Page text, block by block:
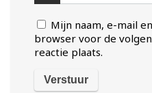
Mijn naam, e-mail
browser voor de
reactie plaats.